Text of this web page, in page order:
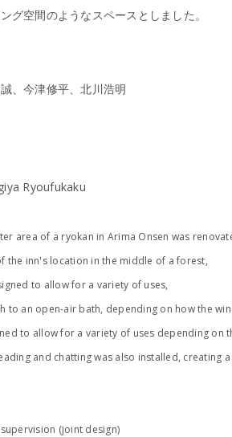
グ空間のようなスペースとしました。
、今津修平、北川浩明
Ryoufukaku
area of a ryokan in Arima Onsen was
the inn's location in the middle of a forest,
to allow for a variety of uses,
to an open-air bath, depending on how the
to allow for a variety of uses depending on
and chatting was also installed, creating
(joint design)